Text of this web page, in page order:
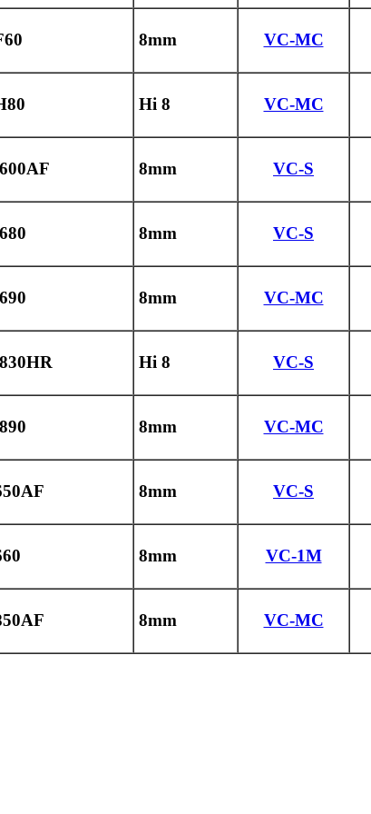
8mm VC-MC
Hi 8 VC-MC
8mm VC-S
8mm VC-S
8mm VC-MC
Hi 8 VC-S
8mm VC-MC
8mm VC-S
8mm VC-1M
8mm VC-MC